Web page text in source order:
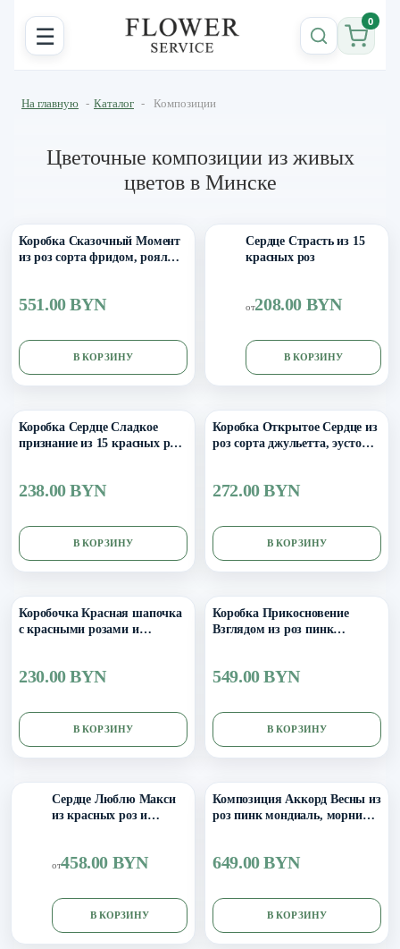
☰ 0
На главную - Каталог - Композиции
Цветочные композиции из живых
цветов в Минске
Коробка Сказочный Момент
из роз сорта фридом, роял
551.00 BYN
В КОРЗИНУ
Сердце Страсть из 15
красных роз
от208.00 BYN
В КОРЗИНУ
Коробка Сердце Сладкое
признание из 15 красных роз
238.00 BYN
В КОРЗИНУ
Коробка Открытое Сердце из
роз сорта джульетта, эустомы
272.00 BYN
В КОРЗИНУ
Коробочка Красная шапочка
с красными розами и
230.00 BYN
В КОРЗИНУ
Коробка Прикосновение
Взглядом из роз пинк
549.00 BYN
В КОРЗИНУ
Сердце Люблю Макси
из красных роз и
от458.00 BYN
В КОРЗИНУ
Композиция Аккорд Весны из
роз пинк мондиаль, морнинг
649.00 BYN
В КОРЗИНУ